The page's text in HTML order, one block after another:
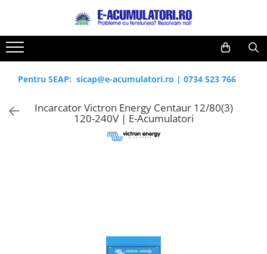
Toate Produsele
Acumulatori, Baterii si Incarcatoare
Uzuale
Baterii alcaline
Reduceri de vara
Cabluri
Acumulatori
Prelungitoare
Panouri fotovoltaice
Pentru SEAP: sicap@e-acumulatori.ro | 0734 523 766
Incarcator Victron Energy Centaur 12/80(3)
120-240V | E-Acumulatori